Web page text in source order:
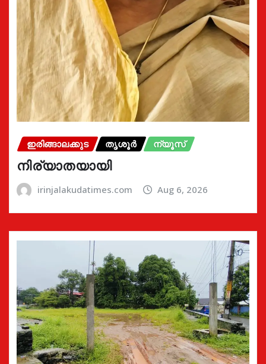
ഇരിങ്ങാലക്കുട തൃശൂർ ന്യൂസ്
നിര്യാതയായി
irinjalakudatimes.com Aug 6, 2026